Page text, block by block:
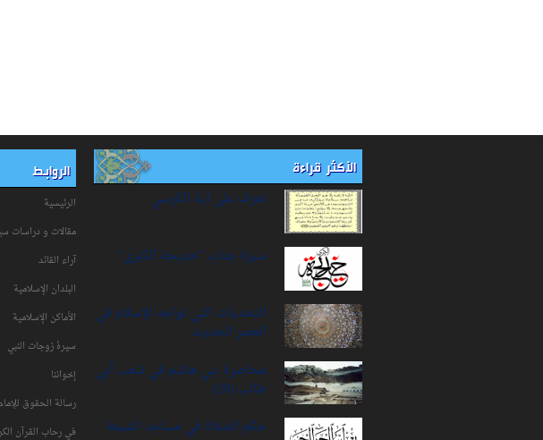
الأكثر قراءة
تعرف على آية الكرسي
سيرة‌ جناب "خديجة‌ الكبرى"
التحديات التي تواجه الإسلام في
العصر الحديث
محاصرة بني هاشم في شعب أبي
طالب (20)
حكم الصلاة في مساجد الشيعة
الروابط
الرئيسية
مقالات و دراسات
آراء القائد
البلدان الإسلامية
الأماكن الإسلامية
سیرۀ زوجات النبي
إخواننا
رسالة الحقوق
في رحاب القرآن